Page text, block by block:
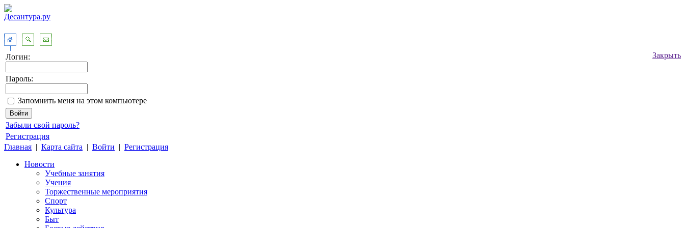
Закрыть
Логин:
Пароль:
Запомнить меня на этом компьютере
Забыли свой пароль?
Регистрация
Главная | Карта сайта | Войти | Регистрация
Новости
Учебные занятия
Учения
Торжественные мероприятия
Спорт
Культура
Быт